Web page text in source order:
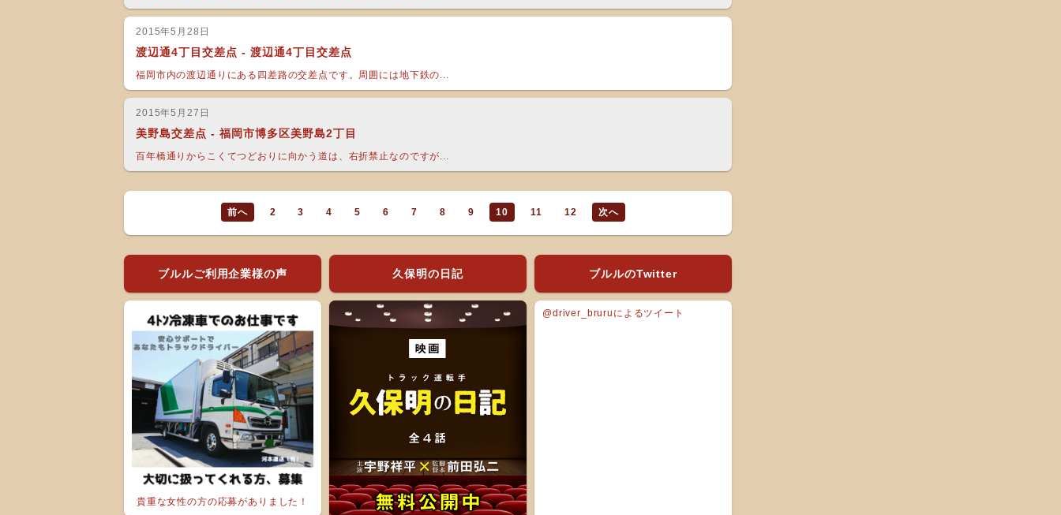
2015年5月28日
渡辺通4丁目交差点 - 渡辺通4丁目交差点
福岡市内の渡辺通りにある四差路の交差点です。周囲には地下鉄の...
2015年5月27日
美野島交差点 - 福岡市博多区美野島2丁目
百年橋通りからこくてつどおりに向かう道は、右折禁止なのですが...
前へ 2 3 4 5 6 7 8 9 10 11 12 次へ
ブルルご利用企業様の声
貴重な女性の方の応募がありました！
久保明の日記 ブルルのTwitter
@driver_bruruによるツイート